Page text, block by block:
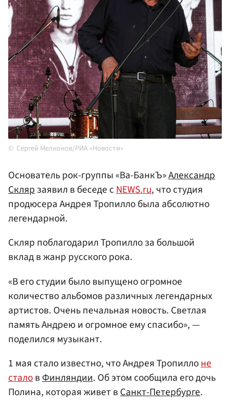
Сергей Мелконов/РИА «Новости»
Основатель рок-группы «Ва-БанкЪ»Александр
Склярзаявил в беседе сNEWS.ru, что студия
продюсера Андрея Тропилло была абсолютно
легендарной.
Скляр поблагодарил Тропилло за большой
вклад в жанр русского рока.
«В его студии было выпущено огромное
количество альбомов различных легендарных
артистов. Очень печальная новость. Светлая
память Андрею и огромное ему спасибо», —
поделился музыкант.
1 мая стало известно, что Андрея Тропиллоне
сталовФинляндии. Об этом сообщила его дочь
Полина, которая живет вСанкт-Петербурге.